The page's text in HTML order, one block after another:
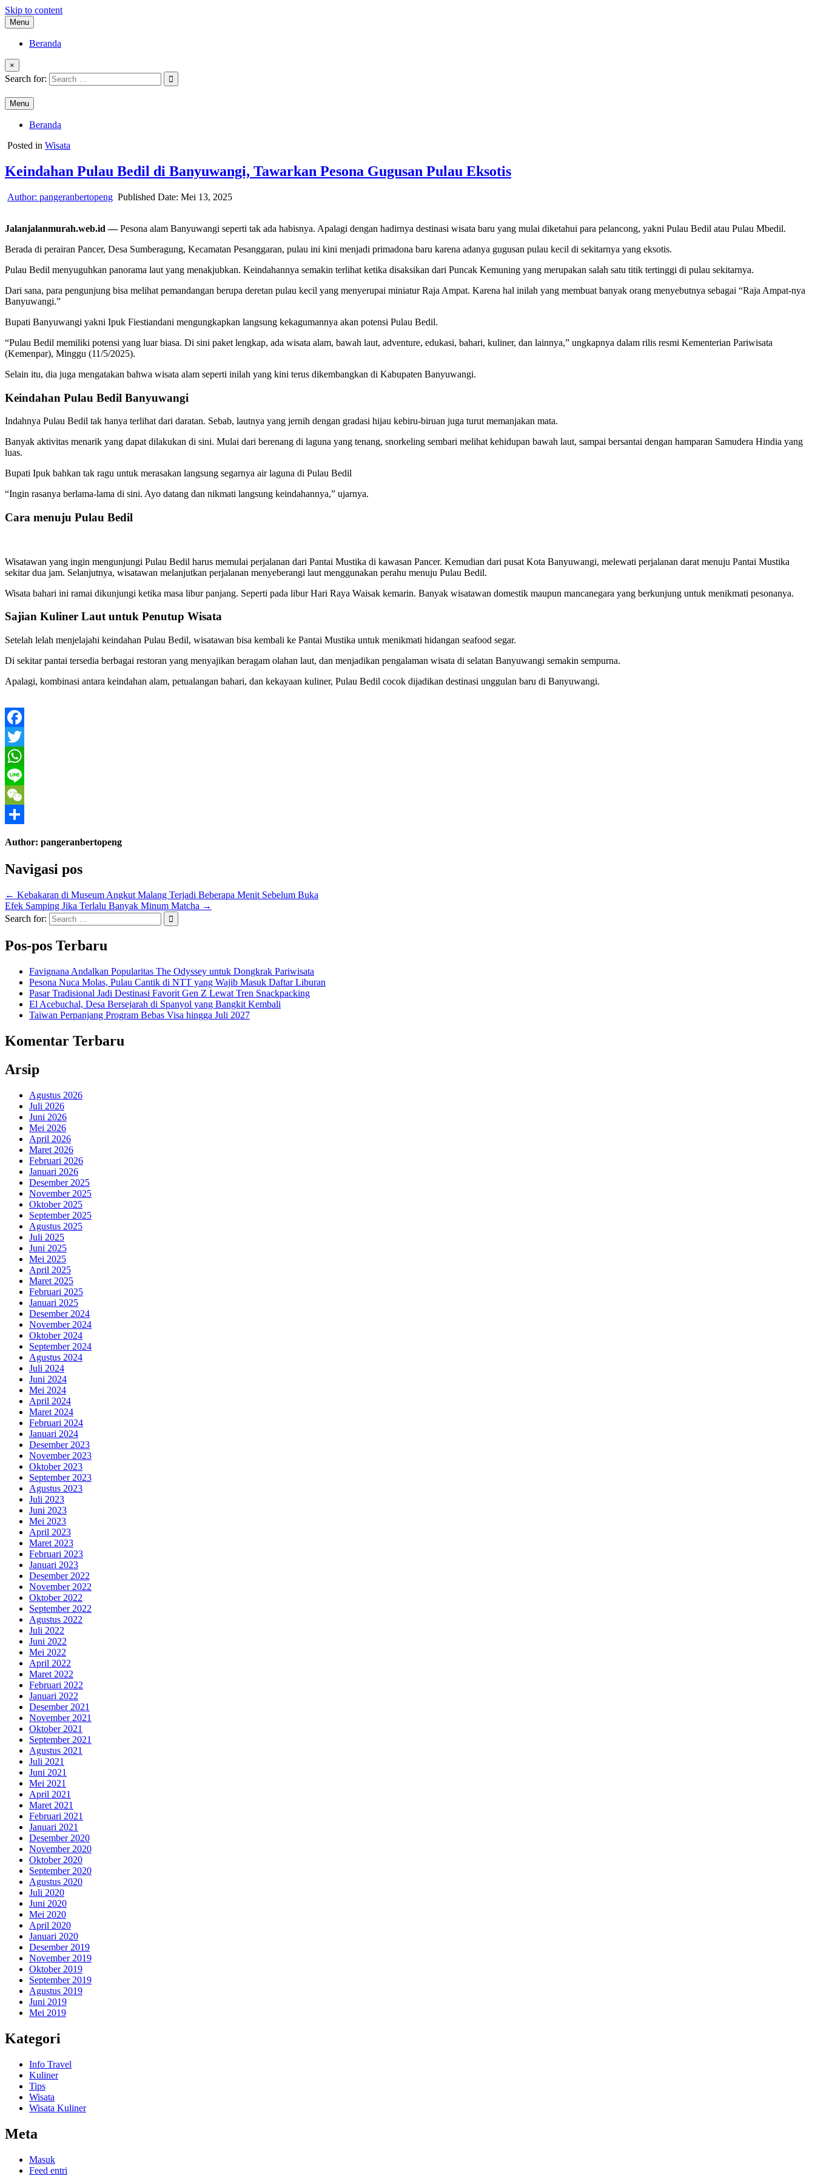
Skip to content
Menu
Beranda
×
Search for:
Menu
Beranda
Posted in Wisata
Keindahan Pulau Bedil di Banyuwangi, Tawarkan Pesona Gugusan Pulau Eksotis
Author: pangeranbertopeng Published Date: Mei 13, 2025
Jalanjalanmurah.web.id —Pesona alam Banyuwangi seperti tak ada habisnya. Apalagi dengan hadirnya destinasi wisata baru yang mulai diketahui para pelancong, yakni Pulau Bedil atau Pulau Mbedil.
Berada di perairan Pancer, Desa Sumberagung, Kecamatan Pesanggaran, pulau ini kini menjadi primadona baru karena adanya gugusan pulau kecil di sekitarnya yang eksotis.
Pulau Bedil menyuguhkan panorama laut yang menakjubkan. Keindahannya semakin terlihat ketika disaksikan dari Puncak Kemuning yang merupakan salah satu titik tertinggi di pulau sekitarnya.
Dari sana, para pengunjung bisa melihat pemandangan berupa deretan pulau kecil yang menyerupai miniatur Raja Ampat. Karena hal inilah yang membuat banyak orang menyebutnya sebagai “Raja Ampat-nya
Banyuwangi.”
Bupati Banyuwangi yakni Ipuk Fiestiandani mengungkapkan langsung kekagumannya akan potensi Pulau Bedil.
“Pulau Bedil memiliki potensi yang luar biasa. Di sini paket lengkap, ada wisata alam, bawah laut, adventure, edukasi, bahari, kuliner, dan lainnya,” ungkapnya dalam rilis resmi Kementerian Pariwisata
(Kemenpar), Minggu (11/5/2025).
Selain itu, dia juga mengatakan bahwa wisata alam seperti inilah yang kini terus dikembangkan di Kabupaten Banyuwangi.
Keindahan Pulau Bedil Banyuwangi
Indahnya Pulau Bedil tak hanya terlihat dari daratan. Sebab, lautnya yang jernih dengan gradasi hijau kebiru-biruan juga turut memanjakan mata.
Banyak aktivitas menarik yang dapat dilakukan di sini. Mulai dari berenang di laguna yang tenang, snorkeling sembari melihat kehidupan bawah laut, sampai bersantai dengan hamparan Samudera Hindia yang
luas.
Bupati Ipuk bahkan tak ragu untuk merasakan langsung segarnya air laguna di Pulau Bedil
“Ingin rasanya berlama-lama di sini. Ayo datang dan nikmati langsung keindahannya,” ujarnya.
Cara menuju Pulau Bedil
Wisatawan yang ingin mengunjungi Pulau Bedil harus memulai perjalanan dari Pantai Mustika di kawasan Pancer. Kemudian dari pusat Kota Banyuwangi, melewati perjalanan darat menuju Pantai Mustika
sekitar dua jam. Selanjutnya, wisatawan melanjutkan perjalanan menyeberangi laut menggunakan perahu menuju Pulau Bedil.
Wisata bahari ini ramai dikunjungi ketika masa libur panjang. Seperti pada libur Hari Raya Waisak kemarin. Banyak wisatawan domestik maupun mancanegara yang berkunjung untuk menikmati pesonanya.
Sajian Kuliner Laut untuk Penutup Wisata
Setelah lelah menjelajahi keindahan Pulau Bedil, wisatawan bisa kembali ke Pantai Mustika untuk menikmati hidangan seafood segar.
Di sekitar pantai tersedia berbagai restoran yang menyajikan beragam olahan laut, dan menjadikan pengalaman wisata di selatan Banyuwangi semakin sempurna.
Apalagi, kombinasi antara keindahan alam, petualangan bahari, dan kekayaan kuliner, Pulau Bedil cocok dijadikan destinasi unggulan baru di Banyuwangi.
Facebook
Twitter
WhatsApp
Line
WeChat
Author: pangeranbertopeng
Navigasi pos
← Kebakaran di Museum Angkut Malang Terjadi Beberapa Menit Sebelum Buka
Efek Samping Jika Terlalu Banyak Minum Matcha →
Search for:
Pos-pos Terbaru
Favignana Andalkan Popularitas The Odyssey untuk Dongkrak Pariwisata
Pesona Nuca Molas, Pulau Cantik di NTT yang Wajib Masuk Daftar Liburan
Pasar Tradisional Jadi Destinasi Favorit Gen Z Lewat Tren Snackpacking
El Acebuchal, Desa Bersejarah di Spanyol yang Bangkit Kembali
Taiwan Perpanjang Program Bebas Visa hingga Juli 2027
Komentar Terbaru
Arsip
Agustus 2026
Juli 2026
Juni 2026
Mei 2026
April 2026
Maret 2026
Februari 2026
Januari 2026
Desember 2025
November 2025
Oktober 2025
September 2025
Agustus 2025
Juli 2025
Juni 2025
Mei 2025
April 2025
Maret 2025
Februari 2025
Januari 2025
Desember 2024
November 2024
Oktober 2024
September 2024
Agustus 2024
Juli 2024
Juni 2024
Mei 2024
April 2024
Maret 2024
Februari 2024
Januari 2024
Desember 2023
November 2023
Oktober 2023
September 2023
Agustus 2023
Juli 2023
Juni 2023
Mei 2023
April 2023
Maret 2023
Februari 2023
Januari 2023
Desember 2022
November 2022
Oktober 2022
September 2022
Agustus 2022
Juli 2022
Juni 2022
Mei 2022
April 2022
Maret 2022
Februari 2022
Januari 2022
Desember 2021
November 2021
Oktober 2021
September 2021
Agustus 2021
Juli 2021
Juni 2021
Mei 2021
April 2021
Maret 2021
Februari 2021
Januari 2021
Desember 2020
November 2020
Oktober 2020
September 2020
Agustus 2020
Juli 2020
Juni 2020
Mei 2020
April 2020
Januari 2020
Desember 2019
November 2019
Oktober 2019
September 2019
Agustus 2019
Juni 2019
Mei 2019
Kategori
Info Travel
Kuliner
Tips
Wisata
Wisata Kuliner
Meta
Masuk
Feed entri